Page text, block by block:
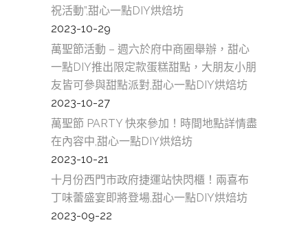
祝活動”,甜心一點DIY烘焙坊
2023-10-29
萬聖節活動 – 週六於府中商圈舉辦，甜心
一點DIY推出限定款蛋糕甜點，大朋友小朋
友皆可參與甜點派對,甜心一點DIY烘焙坊
2023-10-27
萬聖節 PARTY 快來參加！時間地點詳情盡
在內容中,甜心一點DIY烘焙坊
2023-10-21
十月份西門市政府捷運站快閃櫃！兩喜布
丁味蕾盛宴即將登場,甜心一點DIY烘焙坊
2023-09-22